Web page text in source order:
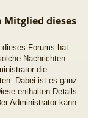
Mitglied dieses
Forums hat
Nachrichten
die
Dabei ist es ganz
enthalten Details
Administrator kann